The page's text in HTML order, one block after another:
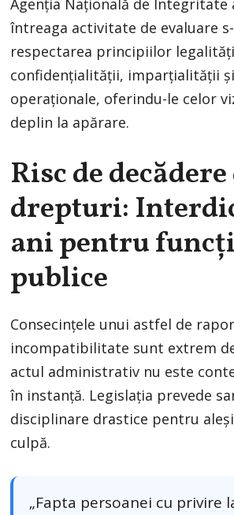
întreaga activitate de evaluare
respectarea principiilor
confidențialității, imparțialității
operaționale, oferindu-le celor
deplin la apărare.
Risc de
drepturi:
ani pentru
publice
Consecințele unui astfel de
incompatibilitate sunt extrem
actul administrativ nu este
în instanță. Legislația prevede
disciplinare drastice pentru
culpă.
„Fapta persoanei cu privire